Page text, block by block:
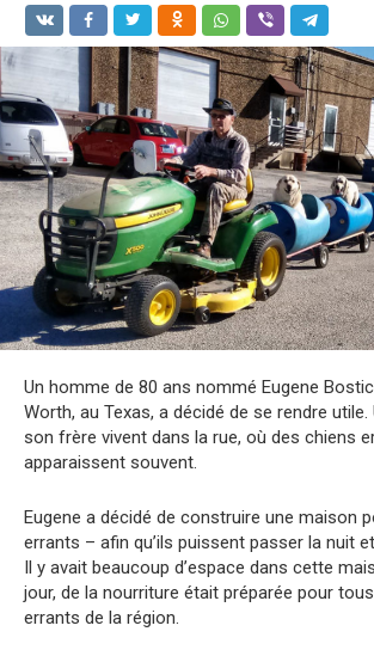
Un homme de 80 ans nommé Eugene
Worth, au Texas, a décidé de se rendre
son frère vivent dans la rue, où des chiens
apparaissent souvent.
Eugene a décidé de construire une maison
errants – afin qu’ils puissent passer la nuit
Il y avait beaucoup d’espace dans cette
jour, de la nourriture était préparée pour
errants de la région.